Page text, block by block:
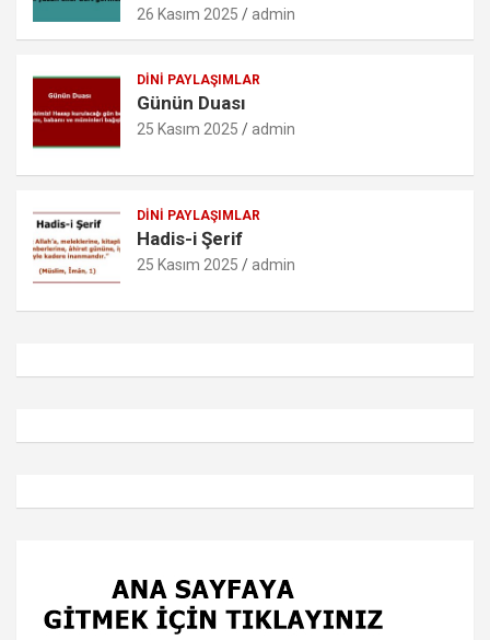
26 Kasım 2025 admin
DINI PAYLAŞIMLAR
Günün Duası
25 Kasım 2025 admin
DINI PAYLAŞIMLAR
Hadis-i Şerif
25 Kasım 2025 admin